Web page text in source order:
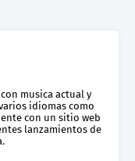
musica actual y
idiomas como
con un sitio web
lanzamientos de